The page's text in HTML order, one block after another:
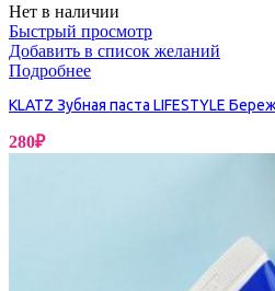
Нет в наличии
Быстрый просмотр
Добавить в список желаний
Подробнее
KLATZ Зубная паста LIFESTYLE
280₽